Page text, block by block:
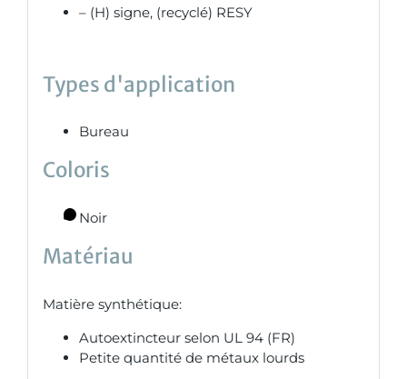
– (H) signe, (recyclé) RESY
Types d'application
Bureau
Coloris
Noir
Matériau
Matière synthétique:
Autoextincteur selon UL 94 (FR)
Petite quantité de métaux lourds